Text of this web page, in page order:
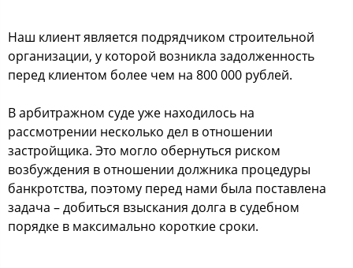
Наш клиент является подрядчиком строительной
организации, у которой возникла задолженность
перед клиентом более чем на 800 000 рублей.
В арбитражном суде уже находилось на
рассмотрении несколько дел в отношении
застройщика. Это могло обернуться риском
возбуждения в отношении должника процедуры
банкротства, поэтому перед нами была поставлена
задача – добиться взыскания долга в судебном
порядке в максимально короткие сроки.